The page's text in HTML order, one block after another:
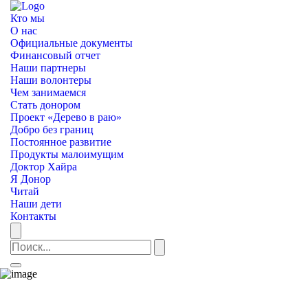
Кто мы
О нас
Официальные документы
Финансовый отчет
Наши партнеры
Наши волонтеры
Чем занимаемся
Стать донором
Проект «Дерево в раю»
Добро без границ
Постоянное развитие
Продукты малоимущим
Доктор Хайра
Я Донор
Читай
Наши дети
Контакты